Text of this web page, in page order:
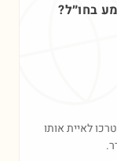
בחו״ל?
לאיית אותו